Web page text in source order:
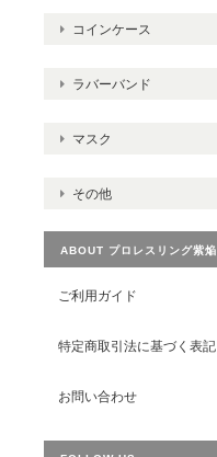
コインケース
ラバーバンド
マスク
その他
ABOUT プロレスリング紫焔
ご利用ガイド
特定商取引法に基づく表記
お問い合わせ